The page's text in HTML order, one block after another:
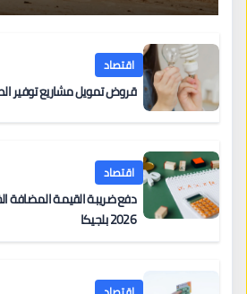
اقتصاد
قروض تمويل مشاريع توفير
اقتصاد
دفع ضريبة القيمة المضافة
2026 بلجيكا